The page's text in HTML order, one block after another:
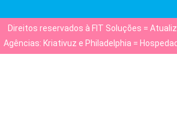
Direitos reservados à FIT Soluções =
Agências: Kriativuz e Philadelphia =